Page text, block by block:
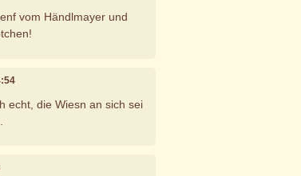
vom Händlmayer und
echt, die Wiesn an sich sei